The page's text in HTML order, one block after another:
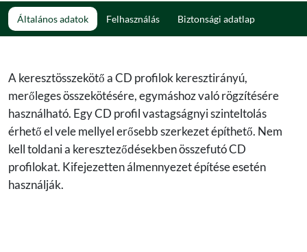
Általános adatok Felhasználás Biztonsági adatlap
A keresztösszekötő a CD profilok keresztirányú,
merőleges összekötésére, egymáshoz való rögzítésére
használható. Egy CD profil vastagságnyi szinteltolás
érhető el vele mellyel erősebb szerkezet építhető. Nem
kell toldani a kereszteződésekben összefutó CD
profilokat. Kifejezetten álmennyezet építése esetén
használják.